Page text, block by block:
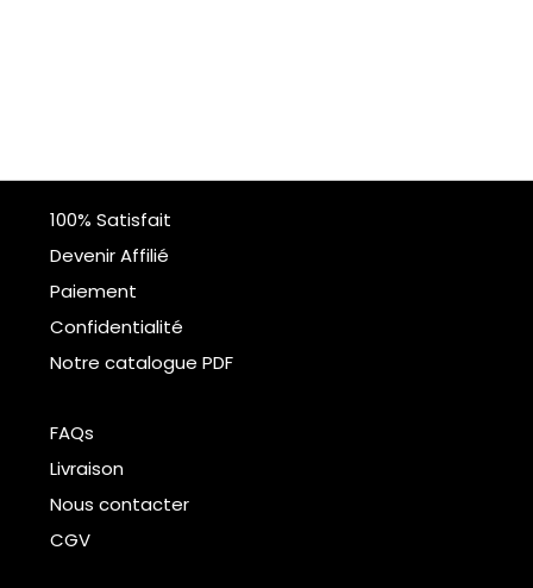
100% Satisfait
Devenir Affilié
Paiement
Confidentialité
Notre catalogue PDF
FAQs
Livraison
Nous contacter
CGV